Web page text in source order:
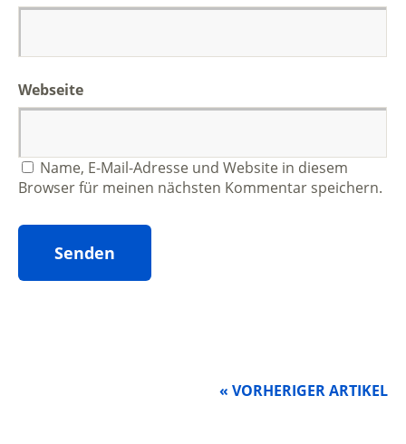
Webseite
Name, E-Mail-Adresse und Website in diesem
Browser für meinen nächsten Kommentar speichern.
« VORHERIGER ARTIKEL